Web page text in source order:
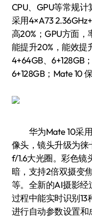
CPU、GPU等常规
采用4×A73
高20%；GPU方面，
能提升20%，能效提
4+64GB、6+128GB
6+128GB；Mate 10
华为Mate 10采用
像头，镜头升级为徕
f/1.6大光圈。彩色镜
暗，支持2倍双摄变
等。全新的AI摄影经
过程中能实时识别
进行自动参数设置